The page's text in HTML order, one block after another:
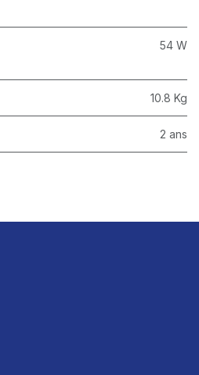
54 W
10.8 Kg
2 ans